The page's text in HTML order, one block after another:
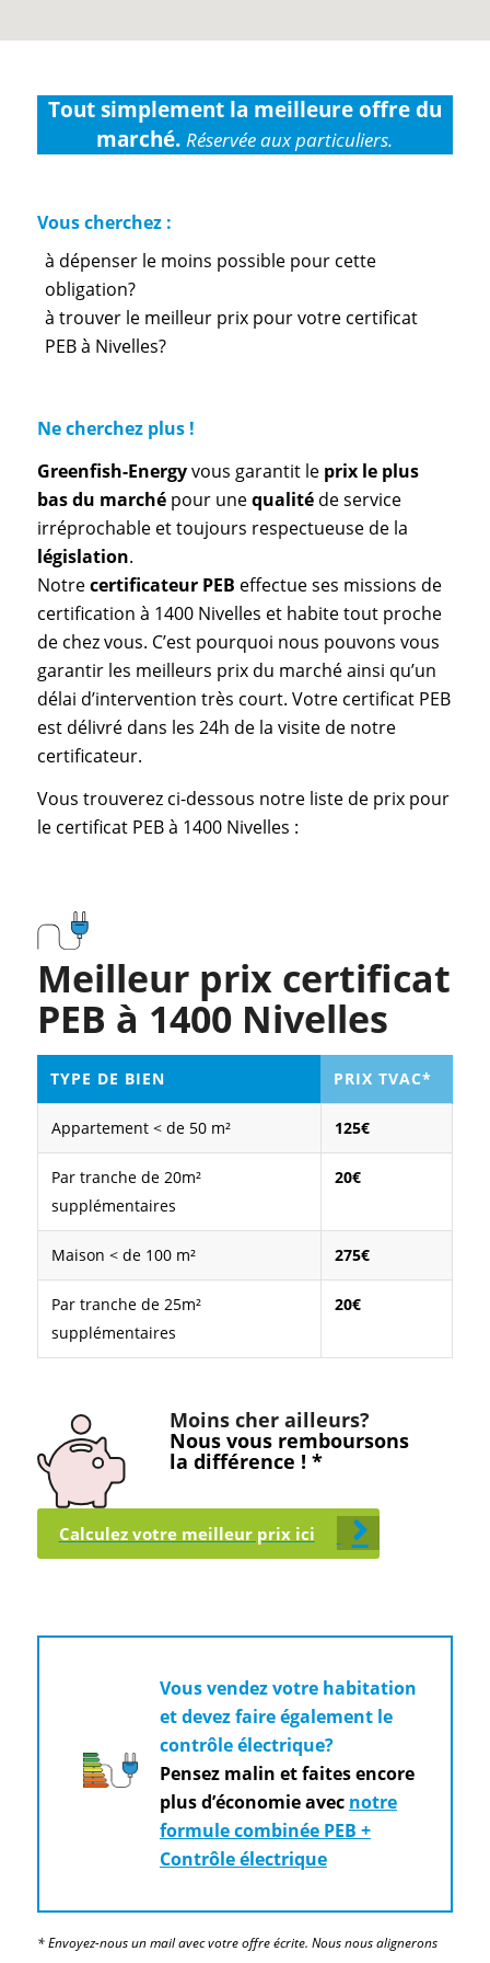
Tout simplement la meilleure offre du
marché.Réservée aux particuliers.
Vous cherchez :
à dépenser le moins possible pour cette
obligation?
à trouver le meilleur prix pour votre certificat
PEB à Nivelles?
Ne cherchez plus !
Greenfish-Energyvous garantit le prix le plus
bas du marchépour unequalitéde service
irréprochable et toujours respectueuse de la
législation.
Notrecertificateur PEB effectue ses missions de
certification à 1400 Nivelles et habite tout proche
de chez vous. C’est pourquoi nous pouvons vous
garantir les meilleurs prix du marché ainsi qu’un
délai d’intervention très court. Votre certificat PEB
est délivré dans les 24h de la visite de notre
certificateur.
Vous trouverez ci-dessous notre liste de prix pour
le certificat PEB à 1400 Nivelles :
Meilleur prix certificat
PEB à 1400 Nivelles
TYPE DE BIEN PRIX TVAC*
Appartement < de 50 m² 125€
Par tranche de 20m²
supplémentaires
20€
Maison < de 100 m² 275€
Par tranche de 25m²
supplémentaires
20€
Moins cher ailleurs?
Nous vous remboursons
la différence ! *
Calculez votre meilleur prix ici
Vous vendez votre habitation
et devez faire également le
contrôle électrique?
Pensez malin et faites encore
plus d’économie avec notre
formule combinée PEB +
Contrôle électrique
* Envoyez-nous un mail avec votre offre écrite. Nous nous alignerons